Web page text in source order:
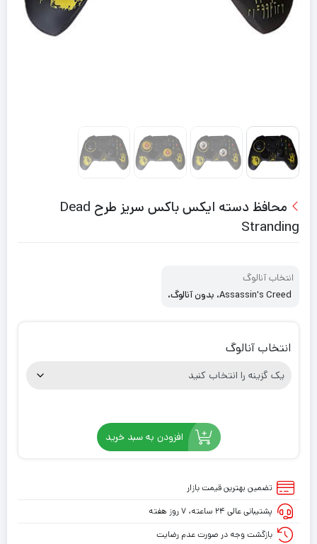
محافظ دسته ایکس باکس سریز طرح Dead
Stranding
انتخاب آنالوگ
Assassin's Creed، بدون آنالوگ،
انتخاب آنالوگ
افزودن به سبد خرید
تضمین بهترین قیمت بازار
پشتیبانی عالی ۲۴ ساعته، ۷ روز هفته
بازگشت وجه در صورت عدم رضایت